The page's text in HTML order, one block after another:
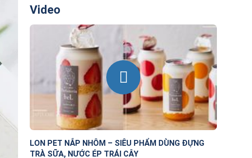
Video
LON PET NẮP NHÔM – SIÊU PHẨM DÙNG ĐỰNG
TRÀ SỮA, NƯỚC ÉP TRÁI CÂY